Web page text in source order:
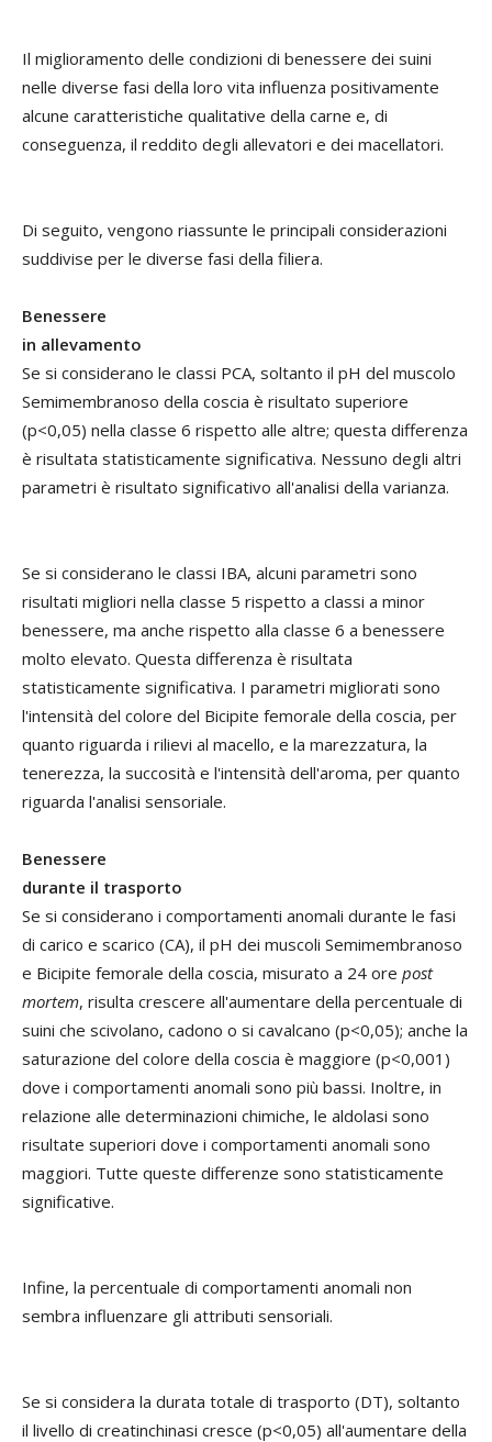
Il miglioramento delle condizioni di benessere dei suini
nelle diverse fasi della loro vita influenza positivamente
alcune caratteristiche qualitative della carne e, di
conseguenza, il reddito degli allevatori e dei macellatori.
Di seguito, vengono riassunte le principali considerazioni
suddivise per le diverse fasi della filiera.
Benessere
in allevamento
Se si considerano le classi PCA, soltanto il pH del muscolo
Semimembranoso della coscia è risultato superiore
(p<0,05) nella classe 6 rispetto alle altre; questa differenza
è risultata statisticamente significativa. Nessuno degli altri
parametri è risultato significativo all'analisi della varianza.
Se si considerano le classi IBA, alcuni parametri sono
risultati migliori nella classe 5 rispetto a classi a minor
benessere, ma anche rispetto alla classe 6 a benessere
molto elevato. Questa differenza è risultata
statisticamente significativa. I parametri migliorati sono
l'intensità del colore del Bicipite femorale della coscia, per
quanto riguarda i rilievi al macello, e la marezzatura, la
tenerezza, la succosità e l'intensità dell'aroma, per quanto
riguarda l'analisi sensoriale.
Benessere
durante il trasporto
Se si considerano i comportamenti anomali durante le fasi
di carico e scarico (CA), il pH dei muscoli Semimembranoso
e Bicipite femorale della coscia, misurato a 24 ore post
mortem, risulta crescere all'aumentare della percentuale di
suini che scivolano, cadono o si cavalcano (p<0,05); anche la
saturazione del colore della coscia è maggiore (p<0,001)
dove i comportamenti anomali sono più bassi. Inoltre, in
relazione alle determinazioni chimiche, le aldolasi sono
risultate superiori dove i comportamenti anomali sono
maggiori. Tutte queste differenze sono statisticamente
significative.
Infine, la percentuale di comportamenti anomali non
sembra influenzare gli attributi sensoriali.
Se si considera la durata totale di trasporto (DT), soltanto
il livello di creatinchinasi cresce (p<0,05) all'aumentare della